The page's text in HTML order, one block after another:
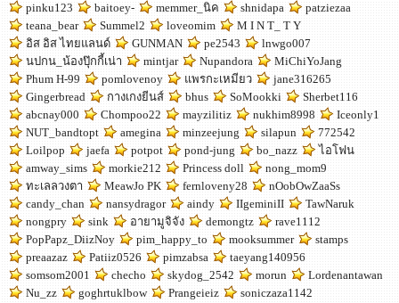
pinku123
baitoey- memmer_นิค shnidapa
patziezaa
teana_bear
Summel2 loveomim
M I N T_ T Y
อิส อิส ไทยแลนด์
GUNMAN pe2543
lnwgo007
นปกน_น้องปุ๊กกี้เน่า
mintjar Nupandora
MiChiYoJang
Phum H-99
pomlovenoy แพรกะเหมียว
jane316265
Gingerbread
กางเกงยีนส์ bhus SoMookki
Sherbet116
abcnay000
Chompoo22 mayzilitiz nukhim8998
Iceonly1
NUT_bandtopt
amegina minzeejung silapun
772542
Loilpop
jaefa potpot pond-jung bo_nazz
ไอโฟน
amway_sims
morkie212 Princess doll
nong_mom9
ทะเลลวงตา
MeawJo PK fernloveny28
nOobOwZaaSs
candy_chan
nansydragor aindy IIgeminiII
TawNaruk
nongpry
sink อายามูจิจัง demongtz
rave1112
PopPapz_DiizNoy
pim_happy_to mooksummer
stamps
preaazaz
Patiiz0526 pimzabsa
taeyang140956
somsom2001
checho skydog_2542 morun
Lordenantawan
Nu_zz
goghrtuklbow Prangeieiz
soniczaza1142